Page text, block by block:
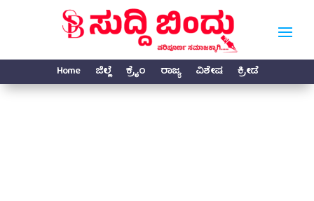
Home ಜಿಲ್ಲೆ ಕ್ರೈಂ ರಾಜ್ಯ ವಿಶೇಷ ಕ್ರೀಡೆ